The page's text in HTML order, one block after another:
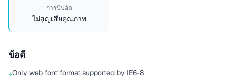
การบีบอัด
ไม่สูญเสียคุณภาพ
ข้อดี
+Only web font format supported by IE6-8